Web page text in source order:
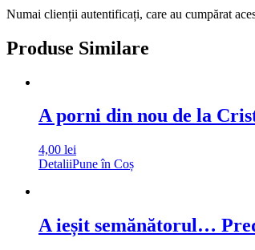
Numai clienții autentificați, care au cumpărat
Produse Similare
A porni din nou de la
4,00 lei
DetaliiPune în Coș
A ieșit semănătorul…